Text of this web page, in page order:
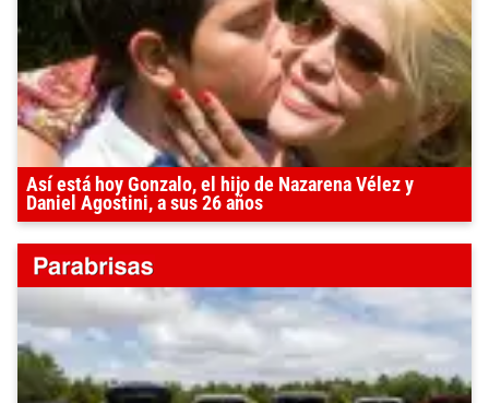
Así está hoy Gonzalo, el hijo de Nazarena Vélez y
Daniel Agostini, a sus 26 años